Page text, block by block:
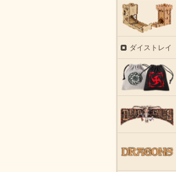
ダイストレイ